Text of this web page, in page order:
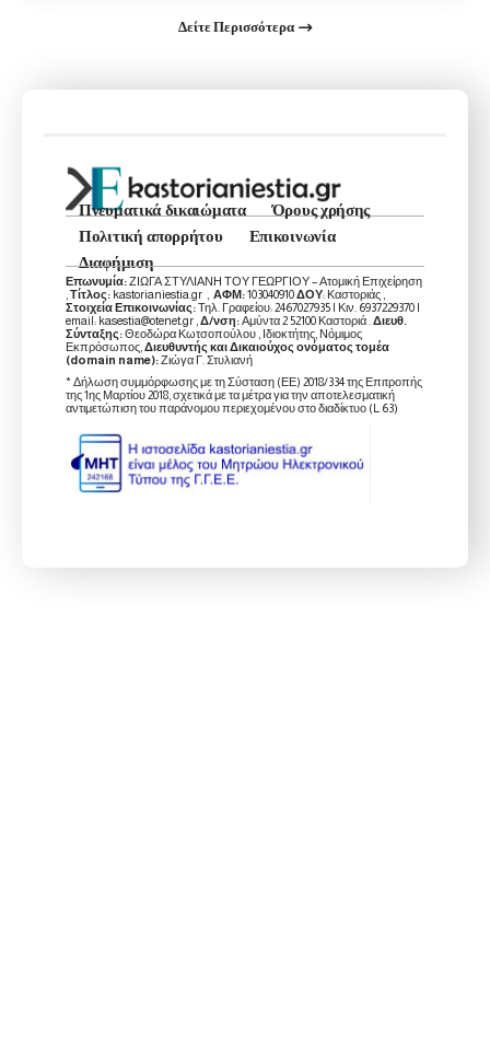
Δείτε Περισσότερα
Πνευματικά δικαιώματα
Όρους χρήσης
Πολιτική απορρήτου
Επικοινωνία
Διαφήμιση
Επωνυμία:ΖΙΩΓΑ ΣΤΥΛΙΑΝΗ ΤΟΥ ΓΕΩΡΓΙΟΥ – Ατομική Επιχείρηση
,Τίτλος: kastorianiestia.gr , ΑΦΜ:103040910ΔΟΥ: Καστοριάς ,
Στοιχεία Επικοινωνίας:Τηλ. Γραφείου: 2467027935 | Κιν. 6937229370 |
email: kasestia@otenet.gr ,Δ/νση:Αμύντα 2 52100 Καστοριά .Διευθ.
Σύνταξης:Θεοδώρα Κωτσοπούλου , Ιδιοκτήτης, Νόμιμος
Εκπρόσωπος,Διευθυντής και Δικαιούχος ονόματος τομέα
(domain name):Ζιώγα Γ. Στυλιανή
* Δήλωση συμμόρφωσης με τη Σύσταση (ΕΕ) 2018/334 της Επιτροπής
της 1ης Μαρτίου 2018, σχετικά με τα μέτρα για την αποτελεσματική
αντιμετώπιση του παράνομου περιεχομένου στο διαδίκτυο (L 63)